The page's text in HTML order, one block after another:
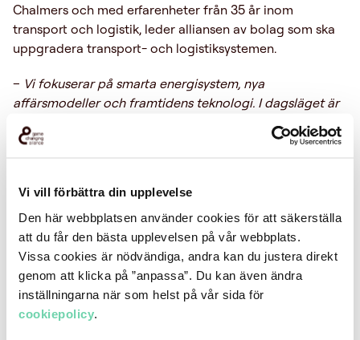
Vi vill förbättra din upplevelse
Den här webbplatsen använder cookies för att säkerställa
att du får den bästa upplevelsen på vår webbplats.
Vissa cookies är nödvändiga, andra kan du justera direkt
genom att klicka på ”anpassa”. Du kan även ändra
inställningarna när som helst på vår sida för
cookiepolicy
Chalmers och med erfarenheter från 35 år inom
transport och logistik, leder alliansen av bolag som ska
uppgradera transport- och logistiksystemen.
– Vi fokuserar på smarta energisystem, nya
affärsmodeller och framtidens teknologi. I dagsläget är
respektive segment:
,Circumflex,
Per Olof menar att utmaningarna är energiförsörjningen
som måste bli mer hållbar, teknologinivån som måste
höjas och affärsmodellerna som är förlegade.
–
Aktörerna i framtidens transport- och logistiksystem
behöver affärsmodeller som är anpassade efter ett nytt